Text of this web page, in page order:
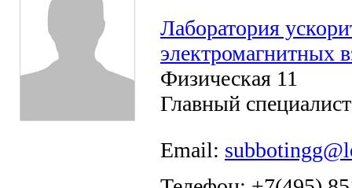
Лаборатория
электромагнитных
Физическая 11
Главный
Email: